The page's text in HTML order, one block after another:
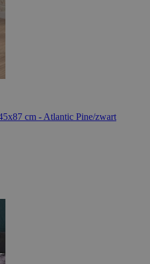
cm - Atlantic Pine/zwart